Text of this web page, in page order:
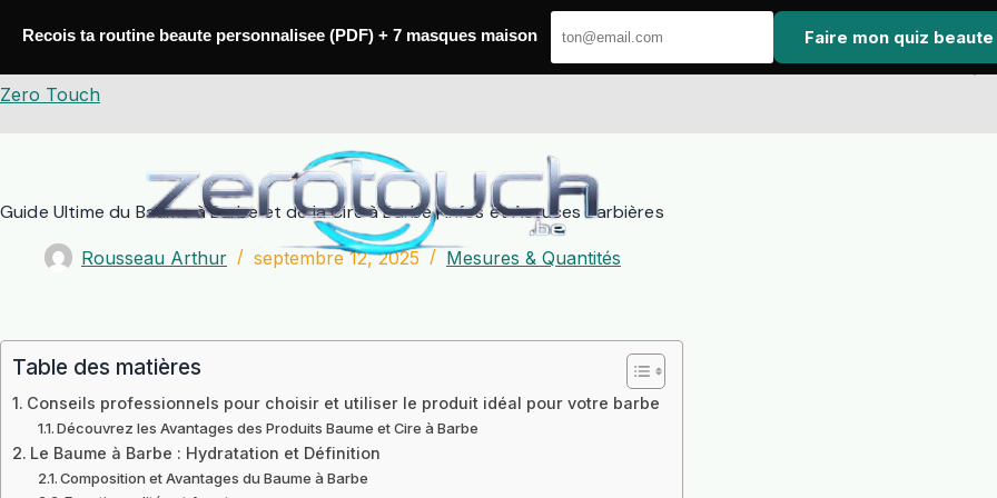
Zero Touch
Guide Ultime du Baume à Barbe et de la Cire à Barbe | Infos et Astuces Barbières
Rousseau Arthur septembre 12, 2025 Mesures & Quantités
Table des matières
Conseils professionnels pour choisir et utiliser le produit idéal pour votre barbe
Découvrez les Avantages des Produits Baume et Cire à Barbe
Le Baume à Barbe : Hydratation et Définition
Composition et Avantages du Baume à Barbe
Recois ta routine beaute personnalisee (PDF) + 7 masques maison Faire mon quiz beaute